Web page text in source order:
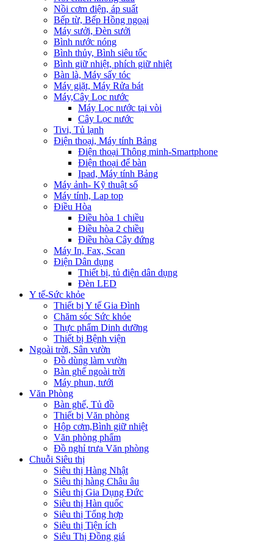
Nồi cơm điện, áp suất
Bếp từ, Bếp Hồng ngoại
Máy sưởi, Đèn sưởi
Bình nước nóng
Bình thủy, Bình siêu tốc
Bình giữ nhiệt, phích giữ nhiệt
Bàn là, Máy sấy tóc
Máy giặt, Máy Rửa bát
Máy,Cây Lọc nước
Máy Lọc nước tại vòi
Cây Lọc nước
Tivi, Tủ lạnh
Điện thoại, Máy tính Bảng
Điện thoại Thông minh-Smartphone
Điện thoại để bàn
Ipad, Máy tính Bảng
Máy ảnh- Kỹ thuật số
Máy tính, Lap top
Điều Hòa
Điều hòa 1 chiều
Điều hòa 2 chiều
Điều hòa Cây đứng
Máy In, Fax, Scan
Điện Dân dụng
Thiết bị, tủ điện dân dụng
Đèn LED
Y tế-Sức khỏe
Thiết bị Y tế Gia Đình
Chăm sóc Sức khỏe
Thực phẩm Dinh dưỡng
Thiết bị Bệnh viện
Ngoài trời, Sân vườn
Đồ dùng làm vườn
Bàn ghế ngoài trời
Máy phun, tưới
Văn Phòng
Bàn ghế, Tủ đồ
Thiết bị Văn phòng
Hộp cơm,Bình giữ nhiệt
Văn phòng phẩm
Đồ nghỉ trưa Văn phòng
Chuỗi Siêu thị
Siêu thị Hàng Nhật
Siêu thị hàng Châu âu
Siêu thị Gia Dụng Đức
Siêu thị Hàn quốc
Siêu thị Tổng hợp
Siêu thị Tiện ích
Siêu Thị Đồng giá